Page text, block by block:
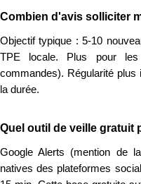
Combien d'avis solliciter
Objectif typique : 5-10
TPE locale. Plus pour
commandes). Régularité
la durée.
Quel outil de veille gratuit
Google Alerts (mention de
natives des plateformes